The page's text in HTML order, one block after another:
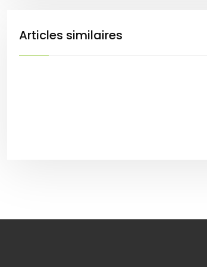
Articles similaires